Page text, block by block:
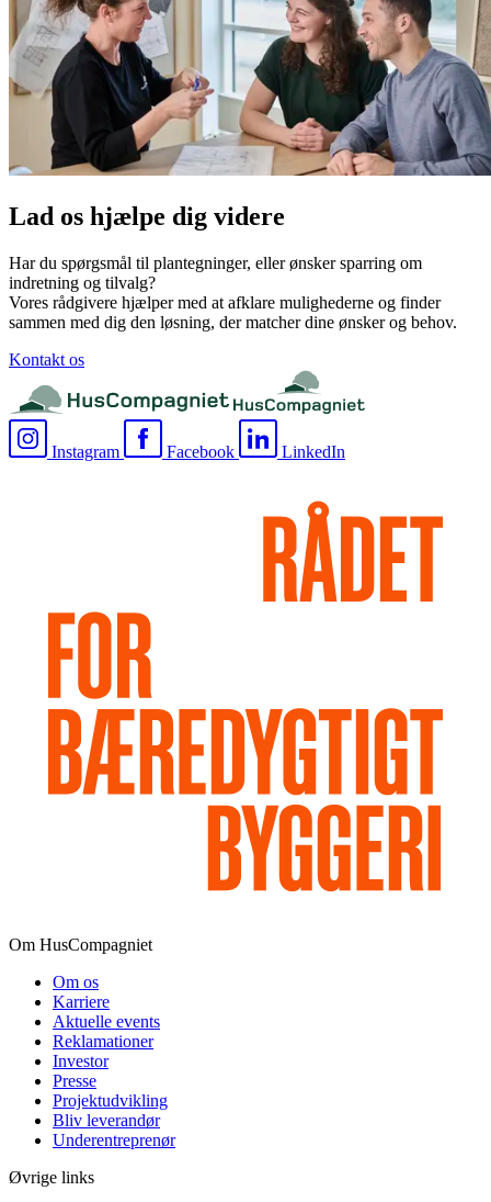
Lad os hjælpe dig videre
Har du spørgsmål til plantegninger, eller ønsker sparring om
indretning og tilvalg?
Vores rådgivere hjælper med at afklare mulighederne og finder
sammen med dig den løsning, der matcher dine ønsker og behov.
Kontakt os
Instagram Facebook LinkedIn
Om HusCompagniet
Om os
Karriere
Aktuelle events
Reklamationer
Investor
Presse
Projektudvikling
Bliv leverandør
Underentreprenør
Øvrige links